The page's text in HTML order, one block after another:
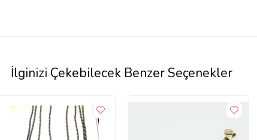
İlginizi Çekebilecek Benzer Seçenekler